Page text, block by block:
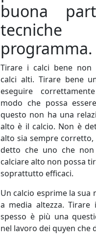
buona
programma.
Tirare i calci bene non
calci alti. Tirare bene
eseguire
modo che possa
questo non ha una
alto è il calcio. Non è
alto sia sempre
detto che uno che
calciare alto non possa
soprattutto efficaci.
Un calcio esprime la sua
a media altezza.
spesso è più una
nel lavoro dei quyen che